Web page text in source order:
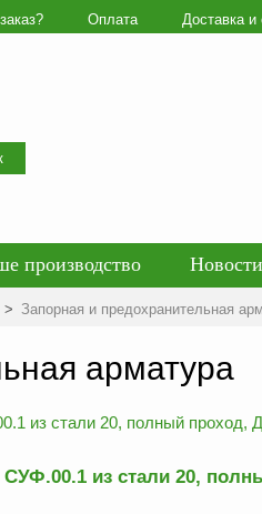
Оплата Доставка
производство Новости
данных
Блог
> Запорная и предохранительная
арматура
из стали 20,